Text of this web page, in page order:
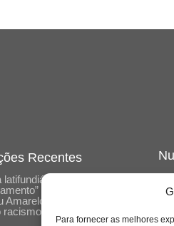
Para fornecer as melhores
Recentes
latifundiária: o
do Sítio do
Amarelo e reflexões
estrutural